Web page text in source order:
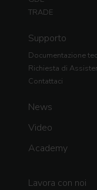
TRADE
Supporto
Documentazione
Richiesta di
Contattaci
News
Video
Academy
Lavora con noi